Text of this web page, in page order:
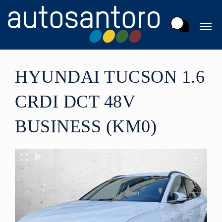
HYUNDAI TUCSON 1.6
CRDI DCT 48V
BUSINESS (KM0)